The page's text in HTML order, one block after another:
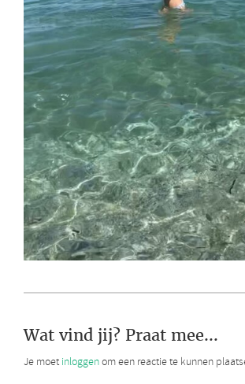
Wat vind jij? Praat mee...
Je moet inloggenom een reactie te kunnen